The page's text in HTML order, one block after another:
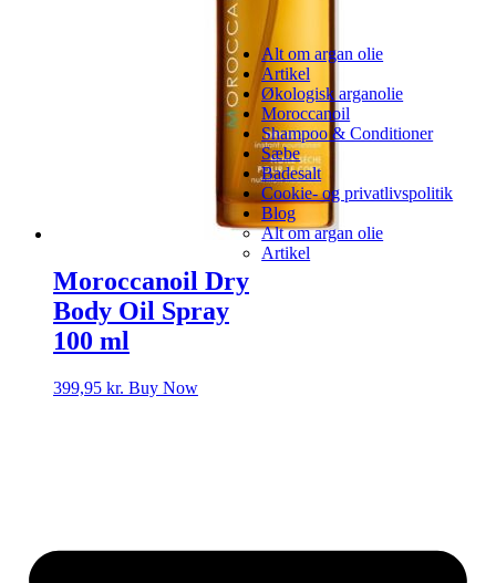
Moroccanoil Dry
Body Oil Spray
100 ml
399,95 kr. Buy Now
Alt om argan olie
Artikel
Økologisk arganolie
Moroccanoil
Shampoo & Conditioner
Sæbe
Badesalt
Cookie- og privatlivspolitik
Blog
Alt om argan olie
Artikel